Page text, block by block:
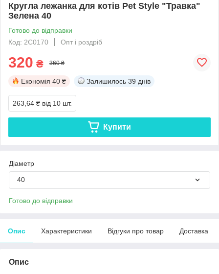
Кругла лежанка для котів Pet Style "Травка"
Зелена 40
Готово до відправки
Код: 2C0170
Опт і роздріб
320 ₴ 360 ₴
Економія 40 ₴ Залишилось 39 днів
263,64 ₴ від 10 шт.
Купити
Діаметр
40
Готово до відправки
Опис Характеристики Відгуки про товар Доставка
Опис